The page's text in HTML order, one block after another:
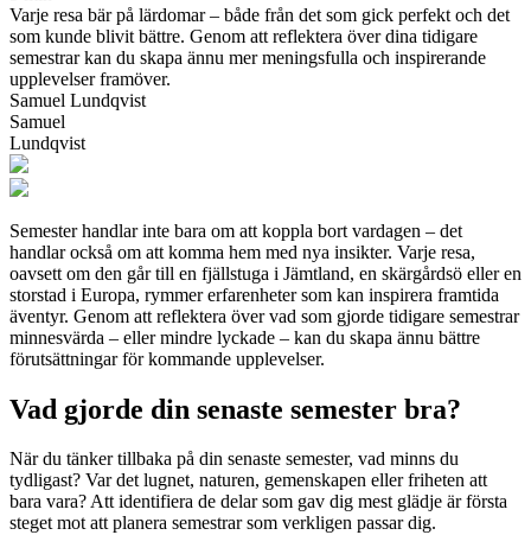
Varje resa bär på lärdomar – både från det som gick perfekt och det
som kunde blivit bättre. Genom att reflektera över dina tidigare
semestrar kan du skapa ännu mer meningsfulla och inspirerande
upplevelser framöver.
Samuel Lundqvist
Samuel
Lundqvist
Semester handlar inte bara om att koppla bort vardagen – det
handlar också om att komma hem med nya insikter. Varje resa,
oavsett om den går till en fjällstuga i Jämtland, en skärgårdsö eller en
storstad i Europa, rymmer erfarenheter som kan inspirera framtida
äventyr. Genom att reflektera över vad som gjorde tidigare semestrar
minnesvärda – eller mindre lyckade – kan du skapa ännu bättre
förutsättningar för kommande upplevelser.
Vad gjorde din senaste semester bra?
När du tänker tillbaka på din senaste semester, vad minns du
tydligast? Var det lugnet, naturen, gemenskapen eller friheten att
bara vara? Att identifiera de delar som gav dig mest glädje är första
steget mot att planera semestrar som verkligen passar dig.